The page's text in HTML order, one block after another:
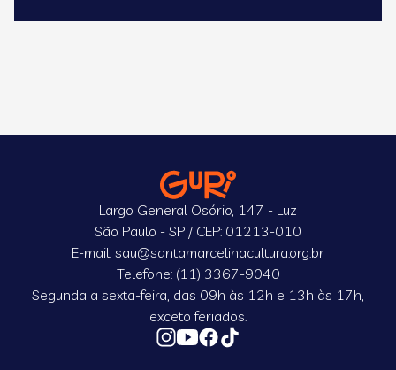
Largo General Osório, 147 - Luz
São Paulo - SP / CEP: 01213-010
E-mail: sau@santamarcelinacultura.org.br
Telefone: (11) 3367-9040
Segunda a sexta-feira, das 09h às 12h e 13h às 17h,
exceto feriados.